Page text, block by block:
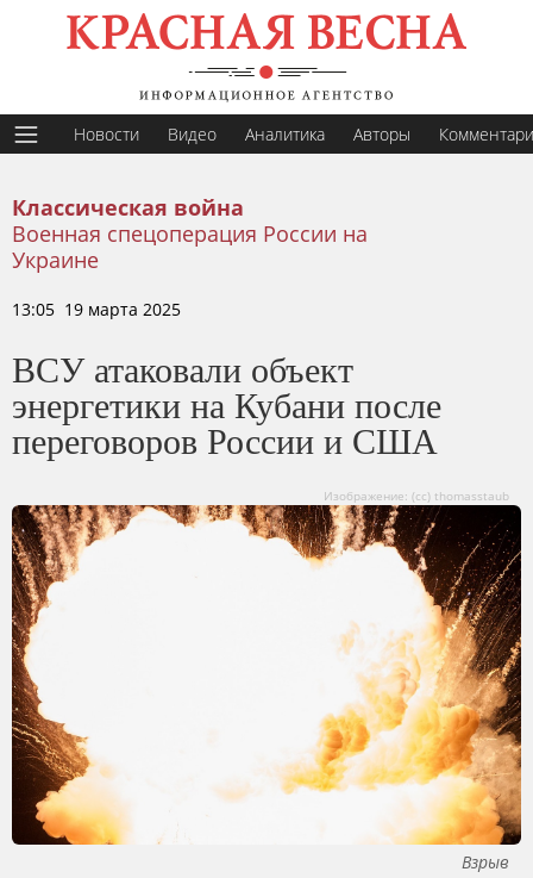
Новости Видео Аналитика Авторы
Классическая война
Военная спецоперация России на
Украине
13:05 19 марта 2025
ВСУ атаковали объект
энергетики на Кубани после
переговоров России и США
Изображение: (сс) thomasstaub
Взрыв